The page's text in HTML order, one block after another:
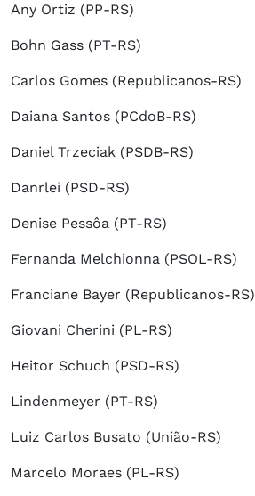
Any Ortiz (PP-RS)
Bohn Gass (PT-RS)
Carlos Gomes (Republicanos-RS)
Daiana Santos (PCdoB-RS)
Daniel Trzeciak (PSDB-RS)
Danrlei (PSD-RS)
Denise Pessôa (PT-RS)
Fernanda Melchionna (PSOL-RS)
Franciane Bayer (Republicanos-RS)
Giovani Cherini (PL-RS)
Heitor Schuch (PSD-RS)
Lindenmeyer (PT-RS)
Luiz Carlos Busato (União-RS)
Marcelo Moraes (PL-RS)